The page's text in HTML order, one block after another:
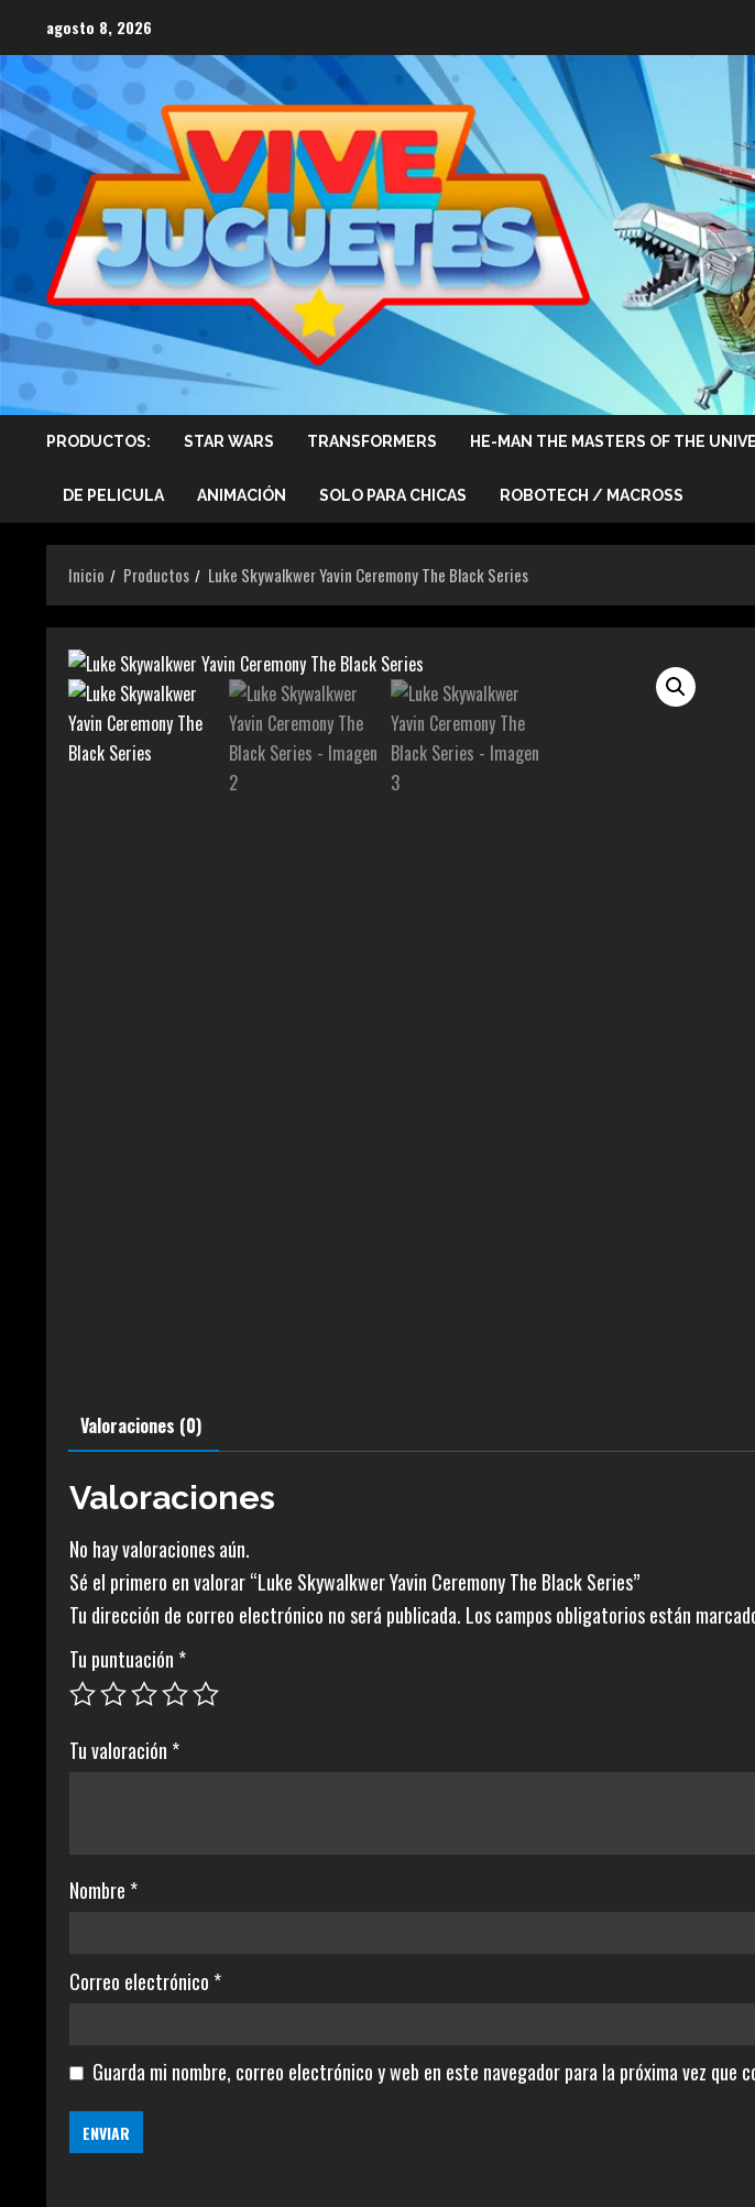
contenido
agosto 8, 2026
PRODUCTOS: STAR WARS TRANSFORMERS HE-MAN THE MASTERS OF THE
DE PELICULA ANIMACIÓN SOLO PARA CHICAS ROBOTECH / MACROSS
Inicio Productos Luke Skywalkwer Yavin Ceremony The Black Series
Valoraciones (0)
Valoraciones
No hay valoraciones aún.
Sé el primero en valorar “Luke Skywalkwer Yavin Ceremony The Black Series”
Tu dirección de correo electrónico no será publicada. Los campos obligatorios están
Tu puntuación *
Tu valoración *
Nombre *
Correo electrónico *
Guarda mi nombre, correo electrónico y web en este navegador para la próxima vez que